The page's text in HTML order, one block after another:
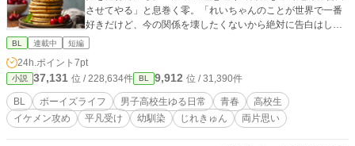
させてやる」と息巻く零。「れいちゃんのことが世界で一番
好きだけど、今の関係を壊したくないから絶対に告白はしな
い」と決意する乃碧。そんなふたりの胸キュンな日常。
BL 連載中 短編
24h.ポイント 7pt
小説 37,131 位 / 228,634件 BL 9,912 位 / 31,390件
BL ボーイズライフ 男子高校生ゆる日常 青春
高校生
イケメン攻め
平凡受け 幼馴染 じれきゅん 両片思い